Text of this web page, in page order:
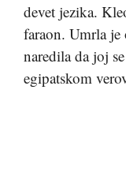
devet jezika.
faraon. Umrla
naredila da joj
egipatskom